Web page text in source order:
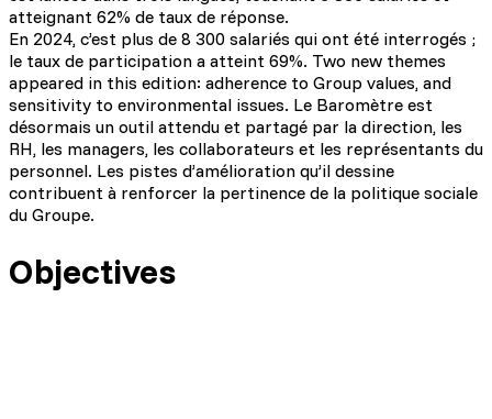
atteignant 62% de taux de réponse.
En 2024, c’est plus de 8 300 salariés qui ont été interrogés ;
le taux de participation a atteint 69%. Two new themes
appeared in this edition: adherence to Group values, and
sensitivity to environmental issues. Le Baromètre est
désormais un outil attendu et partagé par la direction, les
RH, les managers, les collaborateurs et les représentants du
personnel. Les pistes d’amélioration qu’il dessine
contribuent à renforcer la pertinence de la politique sociale
du Groupe.
Objectives